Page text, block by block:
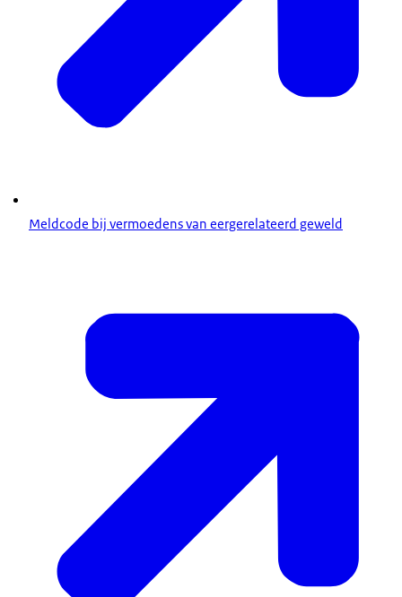
Meldcode bij vermoedens van eergerelateerd geweld